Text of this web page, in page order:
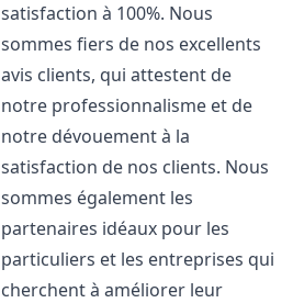
satisfaction à 100%. Nous
sommes fiers de nos excellents
avis clients, qui attestent de
notre professionnalisme et de
notre dévouement à la
satisfaction de nos clients. Nous
sommes également les
partenaires idéaux pour les
particuliers et les entreprises qui
cherchent à améliorer leur